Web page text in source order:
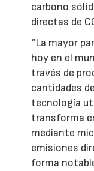
carbono
directas de
“La mayor
hoy en el
través de
cantidades
tecnología
transforma
mediante
emisiones
forma